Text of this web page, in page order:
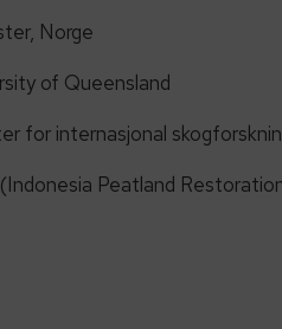
Norge
of Queensland
for internasjonal
Peatland